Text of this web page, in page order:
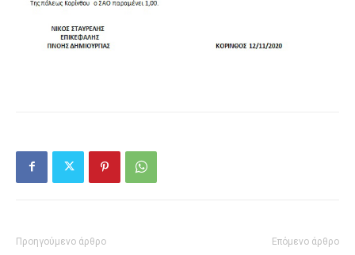
Προηγούμενο άρθρο Επόμενο άρθρο